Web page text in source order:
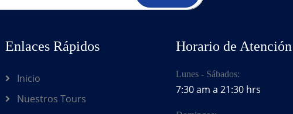
Enlaces Rápidos
Inicio
Nuestros Tours
Horario de Atención
Lunes - Sábados:
7:30 am a 21:30 hrs